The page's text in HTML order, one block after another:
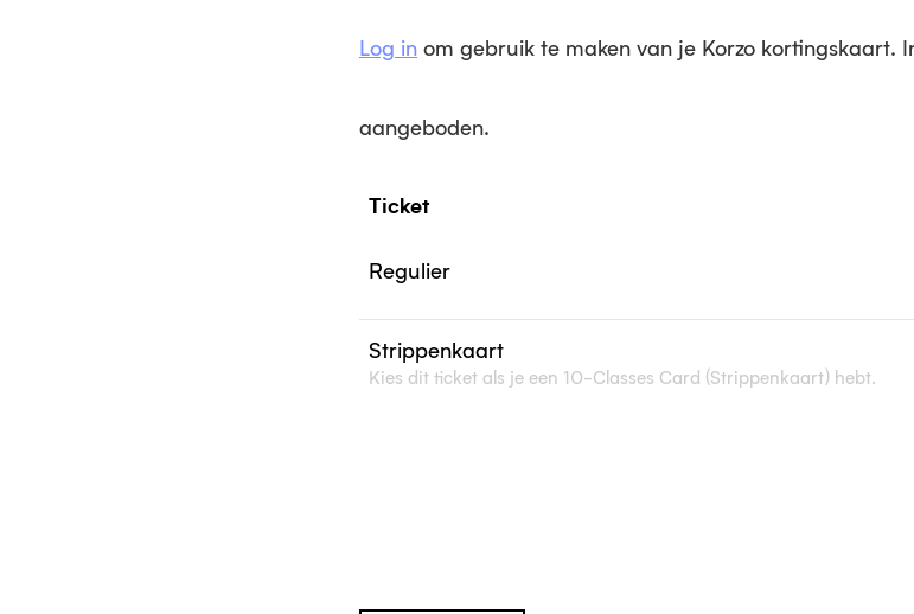
Log in om gebruik te maken van je Korzo kortingskaart.
aangeboden.
Regulier
Strippenkaart
Kies dit ticket als je een 10-Classes Card (Strippenkaart) hebt.